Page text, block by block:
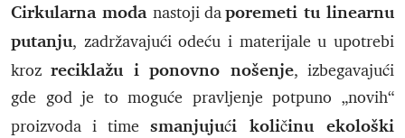
Cirkularna moda nastoji daporemeti tu linearnu
putanju, zadržavajući odeću i materijale u upotrebi
kroz reciklažu i ponovno nošenje, izbegavajući
gde god je to moguće pravljenje potpuno „novih“
proizvoda i time smanjujući količinu ekološki